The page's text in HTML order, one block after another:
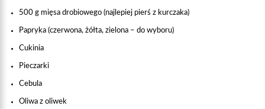
500 g mięsa drobiowego (najlepiej pierś z kurczaka)
Papryka (czerwona, żółta, zielona – do wyboru)
Cukinia
Pieczarki
Cebula
Oliwa z oliwek